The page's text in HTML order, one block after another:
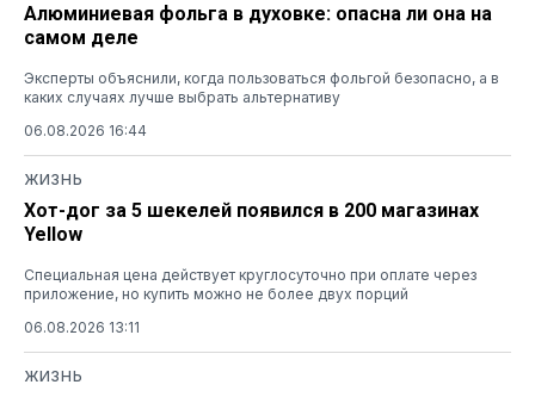
Алюминиевая фольга в духовке: опасна ли она на
самом деле
Эксперты объяснили, когда пользоваться фольгой безопасно, а в
каких случаях лучше выбрать альтернативу
06.08.2026 16:44
ЖИЗНЬ
Хот-дог за 5 шекелей появился в 200 магазинах
Yellow
Специальная цена действует круглосуточно при оплате через
приложение, но купить можно не более двух порций
06.08.2026 13:11
ЖИЗНЬ